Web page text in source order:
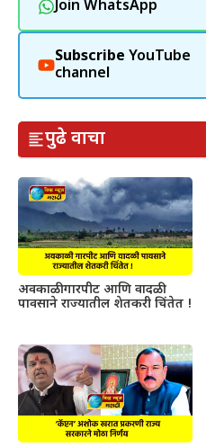
Join WhatsApp
Subscribe YouTube
channel
पुढे वाचा
अवकाळी गारपीट आणि वादळी
पावसाने राज्यातील शेतकरी चिंतेत !